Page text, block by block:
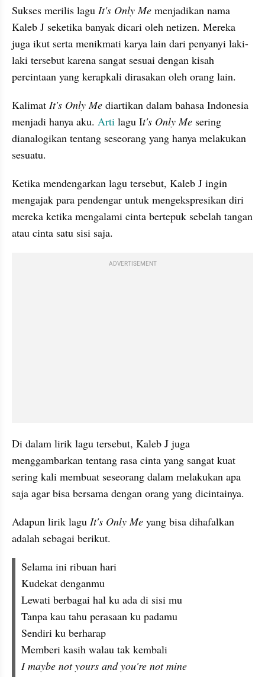
Sukses merilis lagu It's Only Me menjadikan nama
Kaleb J seketika banyak dicari oleh netizen. Mereka
juga ikut serta menikmati karya lain dari penyanyi laki-
laki tersebut karena sangat sesuai dengan kisah
percintaan yang kerapkali dirasakan oleh orang lain.
Kalimat It's Only Me diartikan dalam bahasa Indonesia
menjadi hanya aku. Arti lagu It's Only Me sering
dianalogikan tentang seseorang yang hanya melakukan
sesuatu.
Ketika mendengarkan lagu tersebut, Kaleb J ingin
mengajak para pendengar untuk mengekspresikan diri
mereka ketika mengalami cinta bertepuk sebelah tangan
atau cinta satu sisi saja.
ADVERTISEMENT
Di dalam lirik lagu tersebut, Kaleb J juga
menggambarkan tentang rasa cinta yang sangat kuat
sering kali membuat seseorang dalam melakukan apa
saja agar bisa bersama dengan orang yang dicintainya.
Adapun lirik lagu It's Only Me yang bisa dihafalkan
adalah sebagai berikut.
Selama ini ribuan hari
Kudekat denganmu
Lewati berbagai hal ku ada di sisi mu
Tanpa kau tahu perasaan ku padamu
Sendiri ku berharap
Memberi kasih walau tak kembali
I maybe not yours and you're not mine